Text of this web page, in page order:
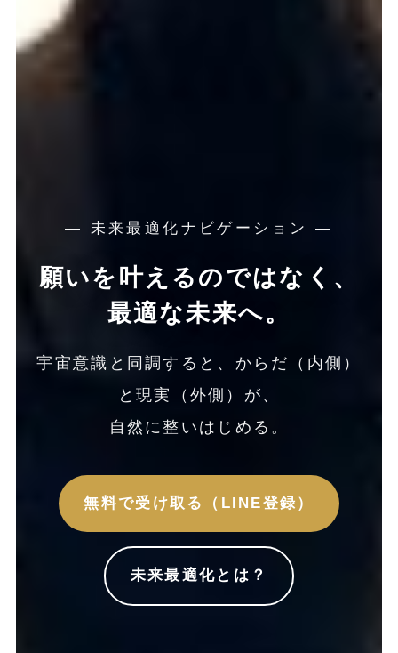
― 未来最適化ナビゲーション ―
願いを叶えるのではなく、
最適な未来へ。
宇宙意識と同調すると、からだ（内側）
と現実（外側）が、
自然に整いはじめる。
無料で受け取る（LINE登録）
未来最適化とは？